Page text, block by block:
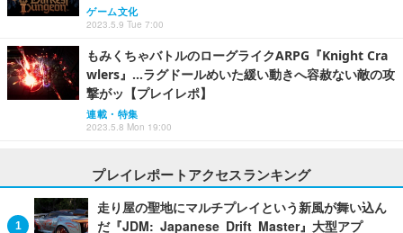
ゲーム文化
2023.5.9 Tue 7:00
もみくちゃバトルのローグライクARPG『Knight Cra
wlers』…ラグドールめいた緩い動きへ容赦ない敵の攻
撃がッ【プレイレポ】
連載・特集
2023.5.8 Mon 19:00
プレイレポートアクセスランキング
走り屋の聖地にマルチプレイという新風が舞い込ん
だ『JDM: Japanese Drift Master』大型アプ